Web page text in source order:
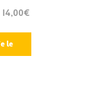
14,00€
le